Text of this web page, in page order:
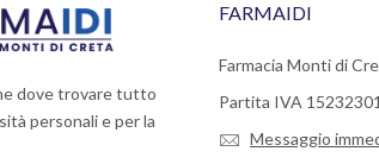
dove trovare tutto
personali e per la
FARMAIDI
Farmacia Monti di
Partita IVA
Messaggio